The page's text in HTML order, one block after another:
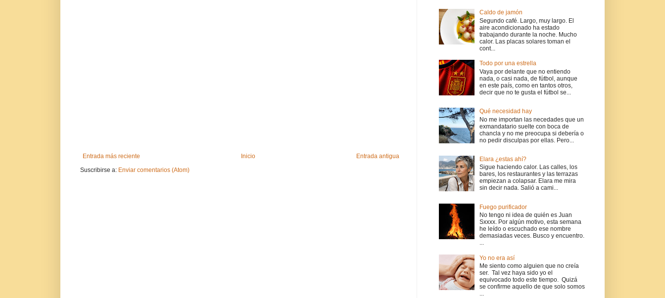
Entrada más reciente Entrada antigua
Inicio
Suscribirse a: Enviar comentarios (Atom)
Caldo de jamón
Segundo café. Largo, muy largo. El
aire acondicionado ha estado
trabajando durante la noche. Mucho
calor. Las placas solares toman el
cont...
Todo por una estrella
Vaya por delante que no entiendo
nada, o casi nada, de fútbol, aunque
en este país, como en tantos otros,
decir que no te gusta el fútbol se...
Qué necesidad hay
No me importan las necedades que un
exmandatario suelte con boca de
chancla y no me preocupa si debería o
no pedir disculpas por ellas. Pero...
Elara ¿estas ahí?
Sigue haciendo calor. Las calles, los
bares, los restaurantes y las terrazas
empiezan a colapsar. Elara me mira
sin decir nada. Salió a cami...
Fuego purificador
No tengo ni idea de quién es Juan
Sxxxx. Por algún motivo, esta semana
he leído o escuchado ese nombre
demasiadas veces. Busco y encuentro.
...
Yo no era así
Me siento como alguien que no creía
ser. Tal vez haya sido yo el
equivocado todo este tiempo. Quizá
se confirme aquello de que solo somos
...